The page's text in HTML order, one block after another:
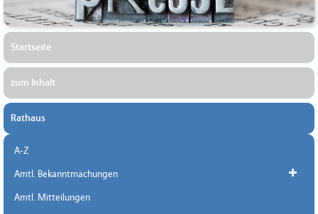
Startseite
zum Inhalt
Rathaus
A-Z
Amtl. Bekanntmachungen
Amtl. Mitteilungen